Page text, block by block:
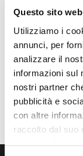
Questo sito
Utilizziamo i
annunci, per
analizzare il
informazioni sul
nostri partner
pubblicità e
con altre
raccolto dal suo
Dimensioni
Ø 108mm - H
minimo incasso
Potenza e attacco
5W - 3000K -
Classe energetica
A++, A+, A